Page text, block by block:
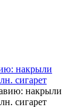
накрыли
сигарет